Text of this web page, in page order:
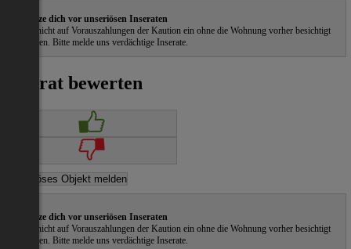
Schütze dich vor unseriösen Inseraten
Gehe nicht auf Vorauszahlungen der Kaution ein ohne die Wohnung vorher besichtigt
zu haben. Bitte melde uns verdächtige Inserate.
Inserat bewerten
Schütze dich vor unseriösen Inseraten
Gehe nicht auf Vorauszahlungen der Kaution ein ohne die Wohnung vorher besichtigt
zu haben. Bitte melde uns verdächtige Inserate.